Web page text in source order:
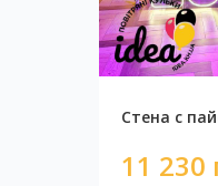
Стена с
Стена с
11 230